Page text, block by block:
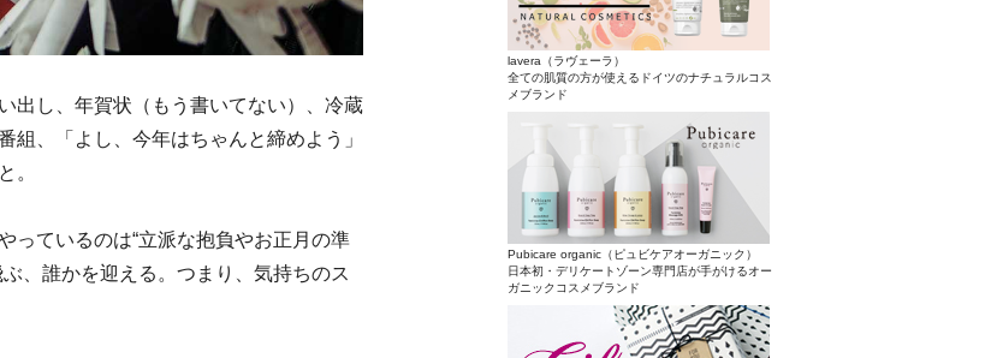
出し、年賀状（もう書いてない）、冷蔵
、「よし、今年はちゃんと締めよう」
。
っているのは“立派な抱負やお正月の準
、誰かを迎える。つまり、気持ちのス
lavera（ラヴェーラ）
全ての肌質の方が使えるドイツのナチュラルコス
メブランド
Pubicare organic（ピュビケアオーガニック）
日本初・デリケートゾーン専門店が手がけるオー
ガニックコスメブランド